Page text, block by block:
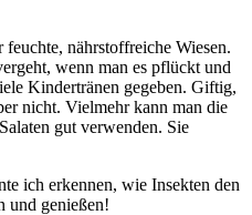
nährstoffreiche Wiesen.
wenn man es pflückt und
Kindertränen gegeben. Giftig,
nicht. Vielmehr kann man die
gut verwenden. Sie
ich erkennen, wie Insekten den
und genießen!